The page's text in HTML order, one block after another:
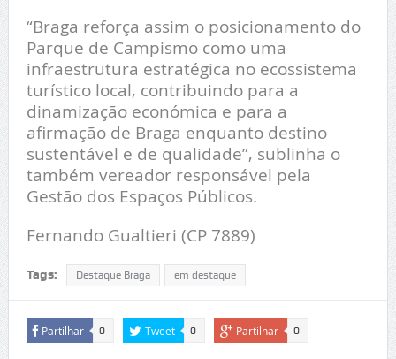
“Braga reforça assim o posicionamento do
Parque de Campismo como uma
infraestrutura estratégica no ecossistema
turístico local, contribuindo para a
dinamização económica e para a
afirmação de Braga enquanto destino
sustentável e de qualidade”, sublinha o
também vereador responsável pela
Gestão dos Espaços Públicos.
Fernando Gualtieri (CP 7889)
Tags: Destaque Braga em destaque
Partilhar 0 Tweet 0 Partilhar 0